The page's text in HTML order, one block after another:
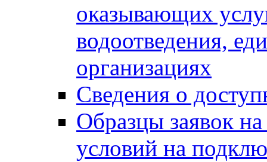
оказывающих
водоотведения,
организациях
Сведения о
Образцы заявок
условий на